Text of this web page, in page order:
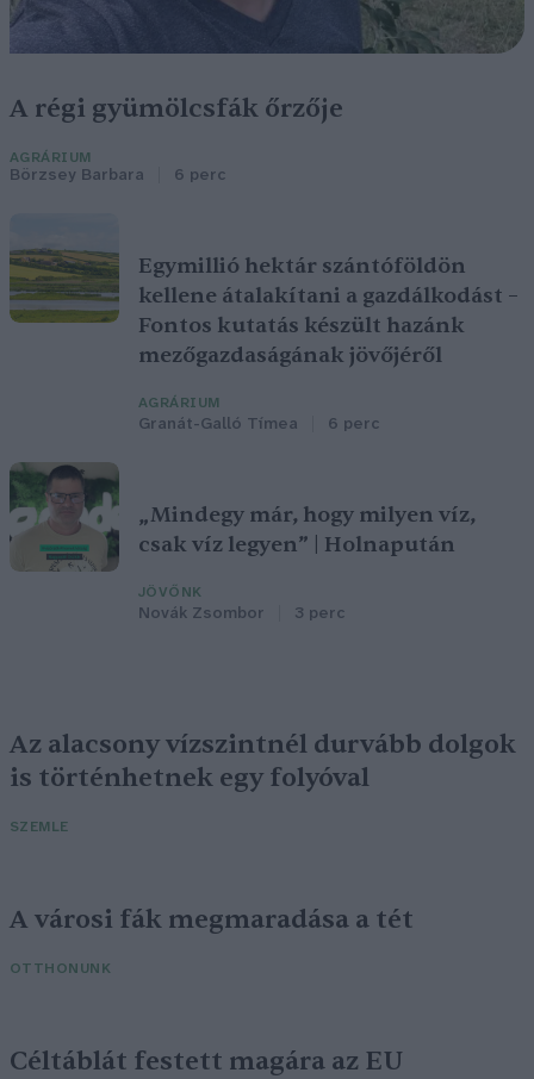
A régi gyümölcsfák őrzője
AGRÁRIUM
Börzsey Barbara 6 perc
Egymillió hektár szántóföldön
kellene átalakítani a gazdálkodást –
Fontos kutatás készült hazánk
mezőgazdaságának jövőjéről
AGRÁRIUM
Granát-Galló Tímea 6 perc
„Mindegy már, hogy milyen víz,
csak víz legyen” | Holnapután
JÖVŐNK
Novák Zsombor 3 perc
Az alacsony vízszintnél durvább dolgok
is történhetnek egy folyóval
SZEMLE
A városi fák megmaradása a tét
OTTHONUNK
Céltáblát festett magára az EU